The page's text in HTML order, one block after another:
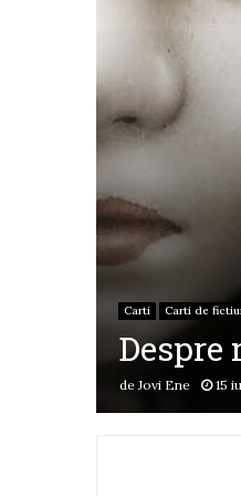
Carti Carti de
Despre
deJovi Ene 15